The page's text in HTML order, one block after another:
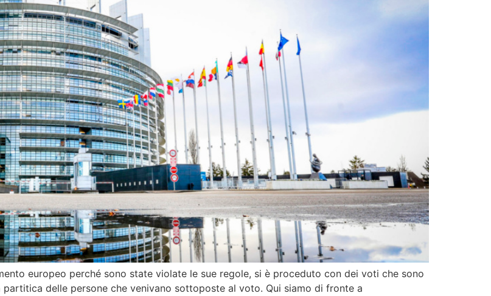
europeo perché sono state violate le sue regole, si è proceduto con dei voti che sono
delle persone che venivano sottoposte al voto. Qui siamo di fronte a